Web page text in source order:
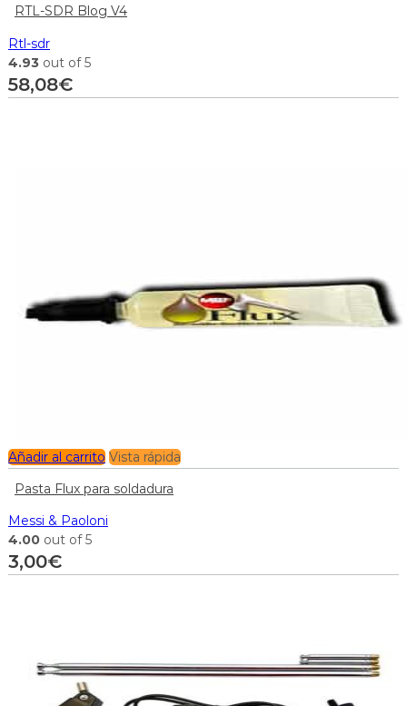
RTL-SDR Blog V4
Rtl-sdr
4.93 out of 5
58,08€
Añadir al carrito Vista rápida
Pasta Flux para soldadura
Messi & Paoloni
4.00 out of 5
3,00€